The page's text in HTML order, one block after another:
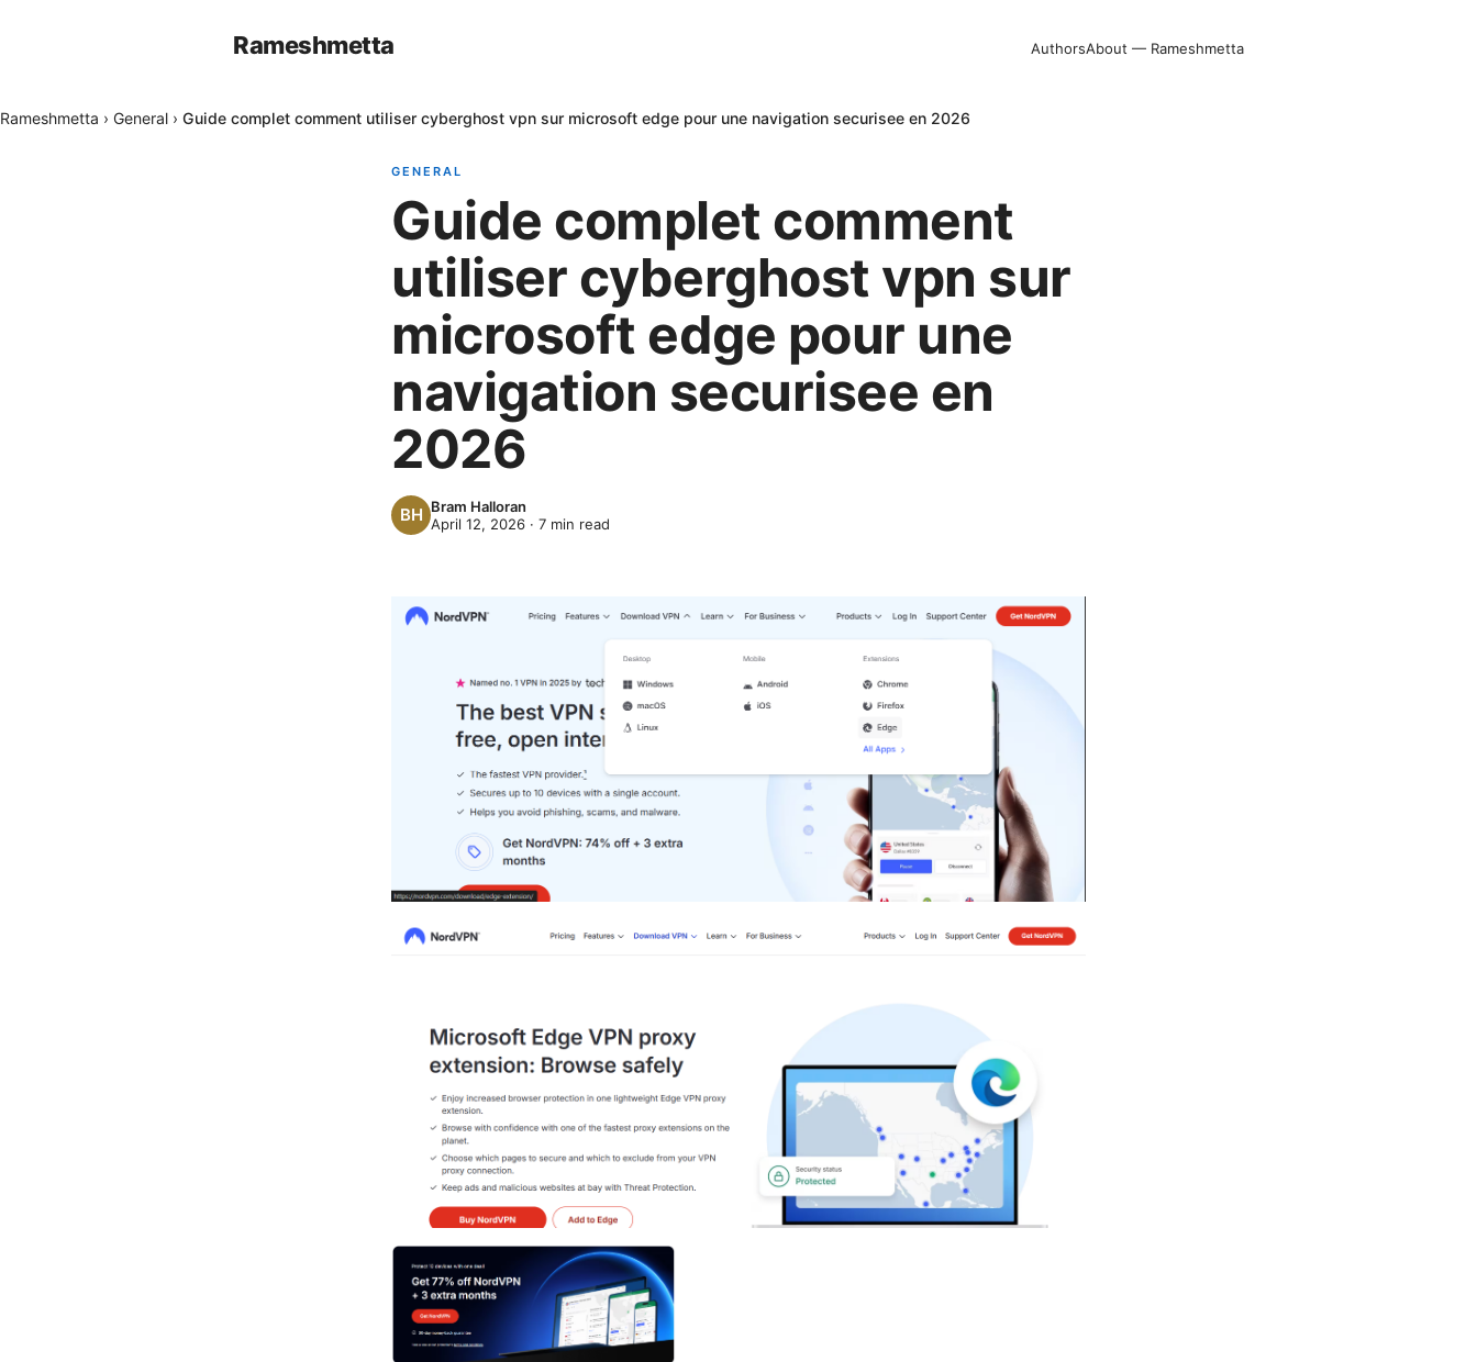
Rameshmetta AuthorsAbout — Rameshmetta
Rameshmetta › General › Guide complet comment utiliser cyberghost vpn sur microsoft edge pour une navigation securisee en 2026
GENERAL
Guide complet comment
utiliser cyberghost vpn sur
microsoft edge pour une
navigation securisee en
2026
Bram Halloran
April 12, 2026 · 7 min read